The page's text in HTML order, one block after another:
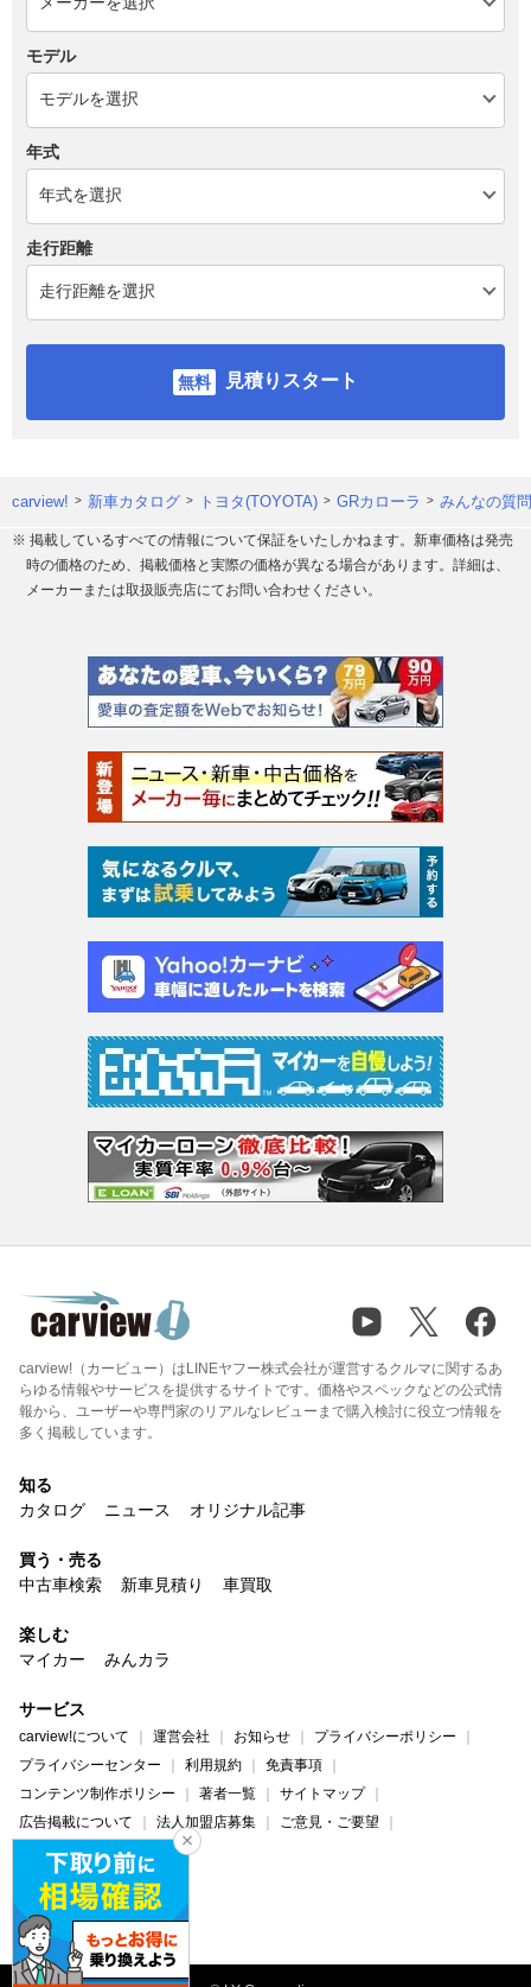
モデル
年式
走行距離
見積りスタート
carview! 新車カタログ トヨタ(TOYOTA) GRカローラ みんなの質問
※ 掲載しているすべての情報について保証をいたしかねます。新車価格は発売
時の価格のため、掲載価格と実際の価格が異なる場合があります。詳細は、
メーカーまたは取扱販売店にてお問い合わせください。
carview!（カービュー）はLINEヤフー株式会社が運営するクルマに関するあ
らゆる情報やサービスを提供するサイトです。価格やスペックなどの公式情
報から、ユーザーや専門家のリアルなレビューまで購入検討に役立つ情報を
多く掲載しています。
知る
カタログ
ニュース オリジナル記事
買う・売る
中古車検索
新車見積り 車買取
楽しむ
マイカー
みんカラ
サービス
carview!について 運営会社 お知らせ
プライバシーポリシー
プライバシーセンター
利用規約
免責事項
コンテンツ制作ポリシー
著者一覧
サイトマップ
広告掲載について
法人加盟店募集
ご意見・ご要望
ヘルプ・お問い合わせ
carview! Yahoo! JAPAN